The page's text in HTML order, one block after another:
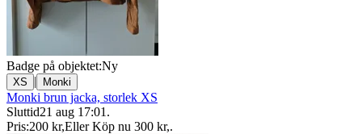
Badge på objektet:Ny
XS | Monki
Monki brun jacka, storlek XS
Sluttid21 aug 17:01 .
Pris:200 kr,Eller Köp nu 300 kr,.